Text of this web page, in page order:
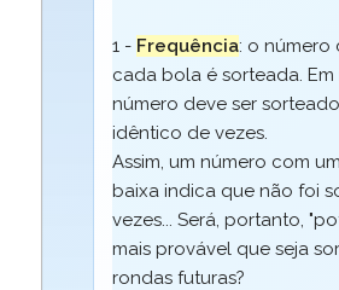
1 - Frequência: o número
cada bola é sorteada.
número deve ser
idêntico de vezes.
Assim, um número com
baixa indica que não foi
vezes... Será, portanto,
mais provável que seja
rondas futuras?